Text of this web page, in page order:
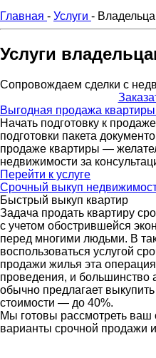
Главная - Услуги -
Услуги
Сопровождаем сделки с
Выгодная продажа
Начать подготовку к
подготовки пакета
продаже квартиры —
недвижимости за
Перейти к услуге
Срочный выкуп
Быстрый выкуп квартир
Задача продать квартиру
с учетом обострившейся
перед многими людьми. В
воспользоваться услугой
продажи жилья эта
проведения, и большинство
обычно предлагает
стоимости — до 40%.
Мы готовы рассмотреть ваш
варианты срочной продажи